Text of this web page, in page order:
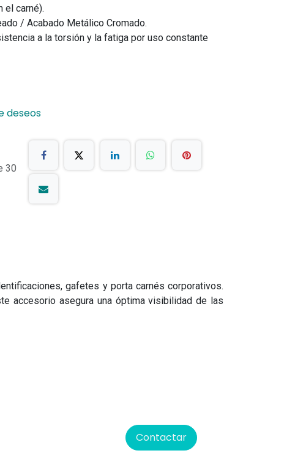
el carné).
/ Acabado Metálico Cromado.
a la torsión y la fatiga por uso constante
deseos
30
gafetes y porta carnés corporativos.
accesorio asegura una óptima visibilidad de las
Contactar